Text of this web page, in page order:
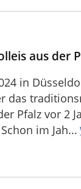
aus der
in
das
Pfalz vor 2
im Jah...